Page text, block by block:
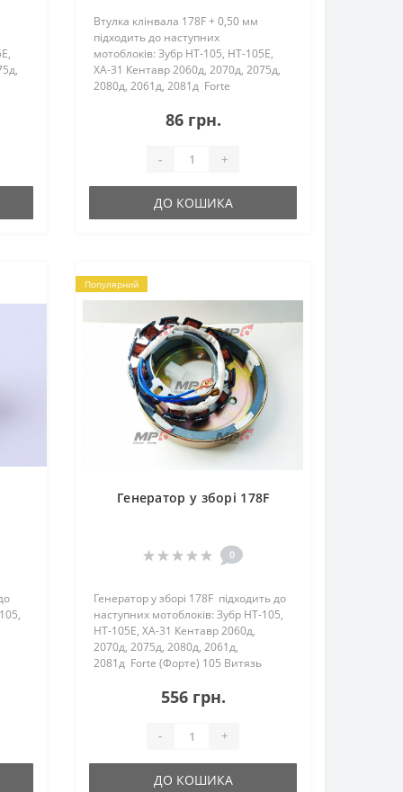
Втулка клінвала 178F + 0,50 мм
підходить до наступних
мотоблоків: Зубр HT-105, HT-105E,
ХА-31 Кентавр 2060д, 2070д, 2075д,
2080д, 2061д, 2081д Forte
HT-105E Zirka (З..86 грн.
- +
ДО КОШИКА
Популярний
Генератор у зборі 178F
0
Генератор у зборі 178F підходить до
наступних мотоблоків: Зубр HT-105,
HT-105E, ХА-31 Кентавр 2060д,
2070д, 2075д, 2080д, 2061д,
2081д Forte (Форте) 105 Витязь
556 грн.
- +
ДО КОШИКА